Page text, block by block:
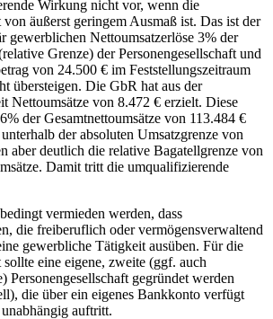
Wirkung nicht vor, wenn die
äußerst geringem Ausmaß ist. Das ist der
gewerblichen Nettoumsatzerlöse 3% der
Grenze) der Personengesellschaft und
von 24.500 € im Feststellungszeitraum
übersteigen. Die GbR hat aus der
Nettoumsätze von 8.472 € erzielt. Diese
der Gesamtnettoumsätze von 113.484 €
der absoluten Umsatzgrenze von
aber deutlich die relative Bagatellgrenze von
Damit tritt die umqualifizierende
vermieden werden, dass
die freiberuflich oder vermögensverwaltend
gewerbliche Tätigkeit ausüben. Für die
eine eigene, zweite (ggf. auch
Personengesellschaft gegründet werden
die über ein eigenes Bankkonto verfügt
auftritt.